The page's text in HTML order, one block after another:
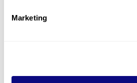
Marketing
‘세계 희귀질환의 날’